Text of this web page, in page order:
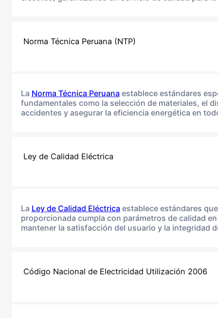
Norma Técnica Peruana (NTP)
La Norma Técnica Peruana establece estándares
fundamentales como la selección de materiales, el
accidentes y asegurar la eficiencia energética en
Ley de Calidad Eléctrica
La Ley de Calidad Eléctrica establece estándares
proporcionada cumpla con parámetros de calidad
mantener la satisfacción del usuario y la integridad
Código Nacional de Electricidad Utilización 2006